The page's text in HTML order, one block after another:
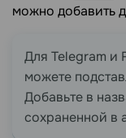
можно добавить
Для Telegram и
можете
Добавьте в
сохраненной в